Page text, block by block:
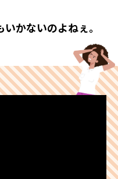
かないのよねぇ。